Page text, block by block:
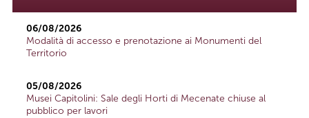
06/08/2026
Modalità di accesso e prenotazione ai Monumenti del
Territorio
05/08/2026
Musei Capitolini: Sale degli Horti di Mecenate chiuse al
pubblico per lavori